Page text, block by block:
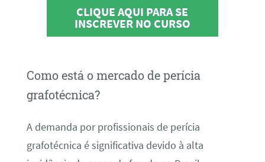
CLIQUE AQUI PARA SE
INSCREVER NO CURSO
Como está o mercado de perícia
grafotécnica?
A demanda por profissionais de perícia
grafotécnica é significativa devido à alta